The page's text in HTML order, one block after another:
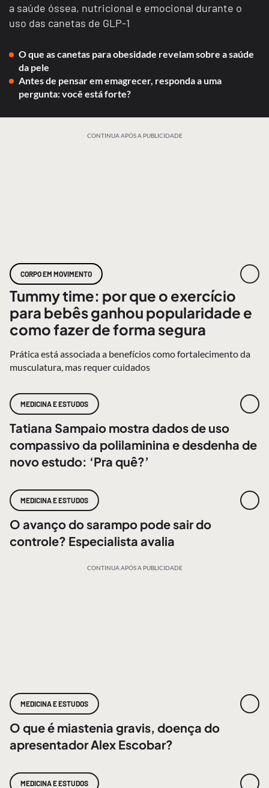
a saúde óssea, nutricional e emocional durante o
uso das canetas de GLP-1
O que as canetas para obesidade revelam sobre a saúde
da pele
Antes de pensar em emagrecer, responda a uma
pergunta: você está forte?
CONTINUA APÓS A PUBLICIDADE
CORPO EM MOVIMENTO
Tummy time: por que o exercício
para bebês ganhou popularidade e
como fazer de forma segura
Prática está associada a benefícios como fortalecimento da
musculatura, mas requer cuidados
MEDICINA E ESTUDOS
Tatiana Sampaio mostra dados de uso
compassivo da polilaminina e desdenha de
novo estudo: ‘Pra quê?’
MEDICINA E ESTUDOS
O avanço do sarampo pode sair do
controle? Especialista avalia
CONTINUA APÓS A PUBLICIDADE
MEDICINA E ESTUDOS
O que é miastenia gravis, doença do
apresentador Alex Escobar?
MEDICINA E ESTUDOS